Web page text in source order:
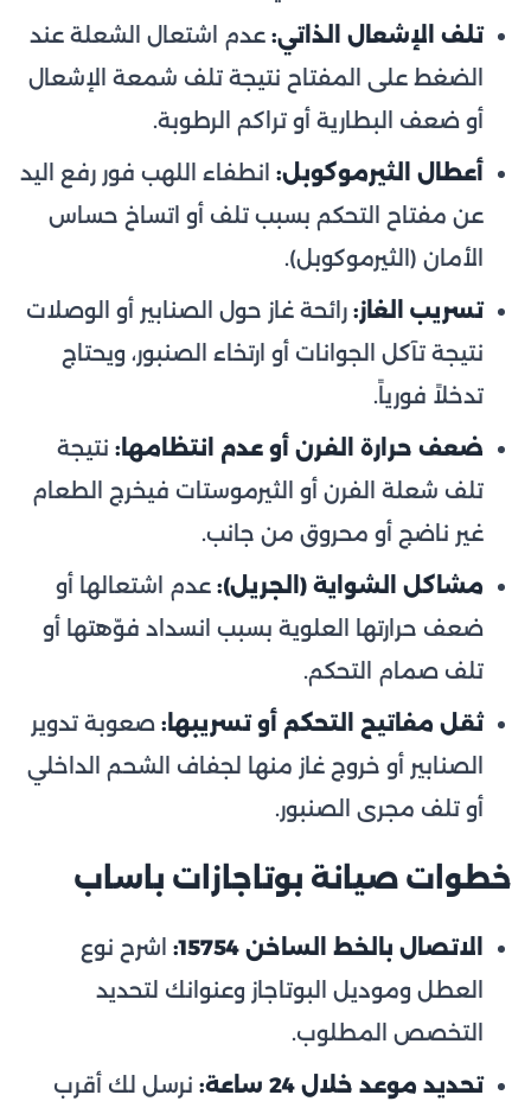
تلف الإشعال الذاتي: عدم اشتعال الشعلة عند
الضغط على المفتاح نتيجة تلف شمعة الإشعال
أو ضعف البطارية أو تراكم الرطوبة.
أعطال الثيرموكوبل: انطفاء اللهب فور رفع اليد
عن مفتاح التحكم بسبب تلف أو اتساخ حساس
الأمان (الثيرموكوبل).
تسريب الغاز: رائحة غاز حول الصنابير أو الوصلات
نتيجة تآكل الجوانات أو ارتخاء الصنبور، ويحتاج
تدخلاً فورياً.
ضعف حرارة الفرن أو عدم انتظامها: نتيجة
تلف شعلة الفرن أو الثيرموستات فيخرج الطعام
غير ناضج أو محروق من جانب.
مشاكل الشواية (الجريل): عدم اشتعالها أو
ضعف حرارتها العلوية بسبب انسداد فوّهتها أو
تلف صمام التحكم.
ثقل مفاتيح التحكم أو تسريبها: صعوبة تدوير
الصنابير أو خروج غاز منها لجفاف الشحم الداخلي
أو تلف مجرى الصنبور.
خطوات صيانة بوتاجازات باساب
الاتصال بالخط الساخن 15754:
اشرح نوع
العطل وموديل البوتاجاز وعنوانك لتحديد
التخصص المطلوب.
تحديد موعد خلال 24 ساعة:
نرسل لك أقرب